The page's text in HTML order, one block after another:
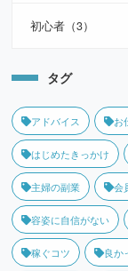
初心者（3）
タグ
アドバイス お
はじめたきっかけ
主婦の副業 会
容姿に自信がない
稼ぐコツ 良か